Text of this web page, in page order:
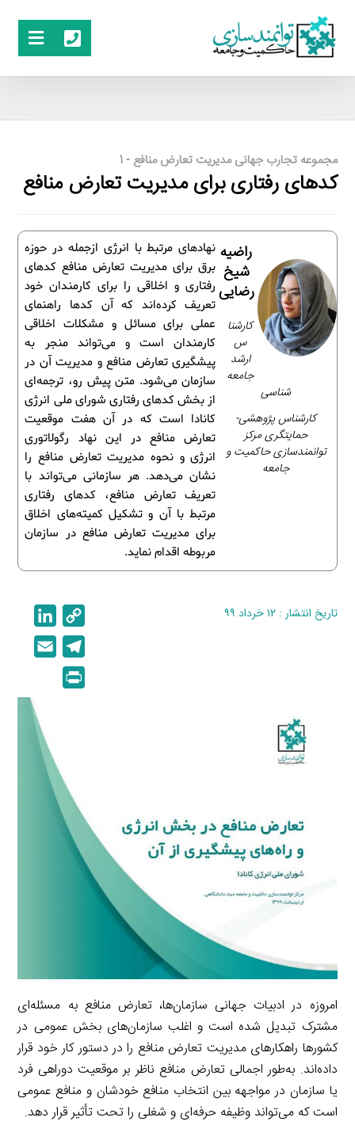
مجموعه تجارب جهانی مدیریت تعارض منافع - 1
کدهای رفتاری برای مدیریت تعارض منافع
نهادهای مرتبط با انرژی ازجمله در حوزه
برق برای مدیریت تعارض منافع کدهای
رفتاری و اخلاقی را برای کارمندان خود
تعریف کرده‌اند که آن کدها راهنمای
عملی برای مسائل و مشکلات اخلاقی
کارمندان است و می‌تواند منجر به
پیشگیری تعارض منافع و مدیریت آن در
سازمان می‌شود. متن پیش رو، ترجمه‌ای
از بخش کدهای رفتاری شورای ملی انرژی
کانادا است که در آن هفت موقعیت
تعارض منافع در این نهاد رگولاتوری
انرژی و نحوه مدیریت تعارض منافع را
نشان می‌دهد. هر سازمانی می‌تواند با
تعریف تعارض منافع، کدهای رفتاری
مرتبط با آن و تشکیل کمیته‌های اخلاق
برای مدیریت تعارض منافع در سازمان
مربوطه اقدام نماید.
راضیه
شیخ
رضایی
کارشنا
س
ارشد
جامعه
شناسی
کارشناس پژوهشی-
حمایتگری مرکز
توانمندسازی حاکمیت و
جامعه
تاریخ انتشار : ۱۲ خرداد ۹۹
o
p
y
k
i
n
e
d
e
l
a
m
i
t
امروزه در ادبیات جهانی سازمان‌ها، تعارض منافع به مسئله‌ای
مشترک تبدیل شده است و اغلب سازمان‌های بخش عمومی در
کشورها راهکارهای مدیریت تعارض منافع را در دستور کار خود قرار
داده‌اند. به‌طور اجمالی تعارض منافع ناظر بر موقعیت دوراهی فرد
یا سازمان در مواجهه بین انتخاب منافع خودشان و منافع عمومی
است که می‌تواند وظیفه حرفه‌ای و شغلی را تحت تأثیر قرار دهد.